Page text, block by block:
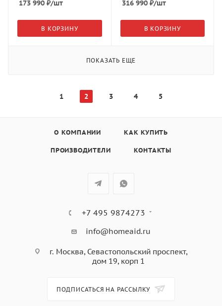
173 990 ₽/шт
В КОРЗИНУ
316 990₽/шт
В КОРЗИНУ
ПОКАЗАТЬ ЕЩЕ
1 2 3 4 5
О КОМПАНИИ КАК КУПИТЬ
ПРОИЗВОДИТЕЛИ КОНТАКТЫ
+7 495 9874273
info@homeaid.ru
г. Москва, Севастопольский проспект,
дом 19, корп 1
ПОДПИСАТЬСЯ НА РАССЫЛКУ